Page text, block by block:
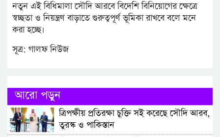
নতুন এই বিধিমালা সৌদি আরবে বিদেশি বিনিয়োগের ক্ষেত্রে
স্বচ্ছতা ও নিয়ন্ত্রণ বাড়াতে গুরুত্বপূর্ণ ভূমিকা রাখবে বলে মনে
করা হচ্ছে।
সূত্র: গালফ নিউজ
আরো পড়ুন
ত্রিপক্ষীয় প্রতিরক্ষা চুক্তি সই করেছে সৌদি আরব,
তুরস্ক ও পাকিস্তান